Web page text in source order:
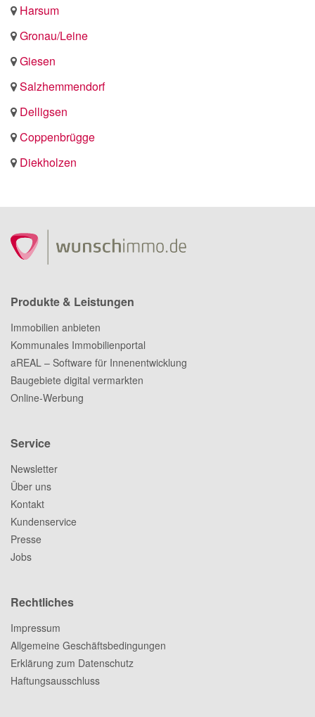
Harsum
Gronau/Leine
Giesen
Salzhemmendorf
Delligsen
Coppenbrügge
Diekholzen
Produkte & Leistungen
Immobilien anbieten
Kommunales Immobilienportal
aREAL – Software für Innenentwicklung
Baugebiete digital vermarkten
Online-Werbung
Service
Newsletter
Über uns
Kontakt
Kundenservice
Presse
Jobs
Rechtliches
Impressum
Allgemeine Geschäftsbedingungen
Erklärung zum Datenschutz
Haftungsausschluss